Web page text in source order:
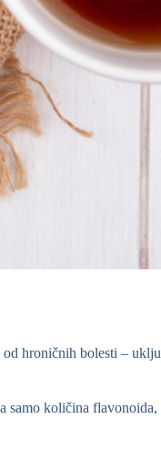
hroničnih bolesti –
samo količina